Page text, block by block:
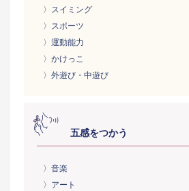
〉スイミング
〉スポーツ
〉運動能力
〉かけっこ
〉外遊び・中遊び
五感をつかう
〉音楽
〉アート